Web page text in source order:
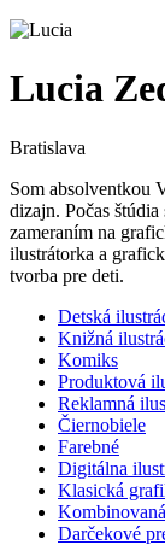
Lucia
Bratislava
Som absolventkou
dizajn. Počas
zameraním na
ilustrátorka a
tvorba pre deti.
Detská
Knižná
Komiks
Produktová
Reklamná
Čiernobiele
Farebné
Digitálna
Klasická
Darčekové